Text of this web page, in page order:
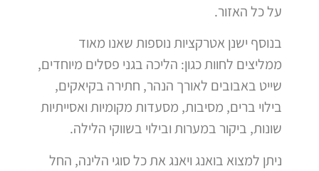
על כל האזור.
בנוסף ישנן אטרקציות נוספות שאנו מאוד
ממליצים לחוות כגון: הליכה בגני פסלים מיוחדים,
שייט באבובים לאורך הנהר, חתירה בקיאקים,
בילוי ברים, מסיבות, מסעדות מקומיות ואסייתיות
שונות, ביקור במערות ובילוי בשווקי הלילה.
ניתן למצוא בואנג ויאנג את כל סוגי הלינה, החל